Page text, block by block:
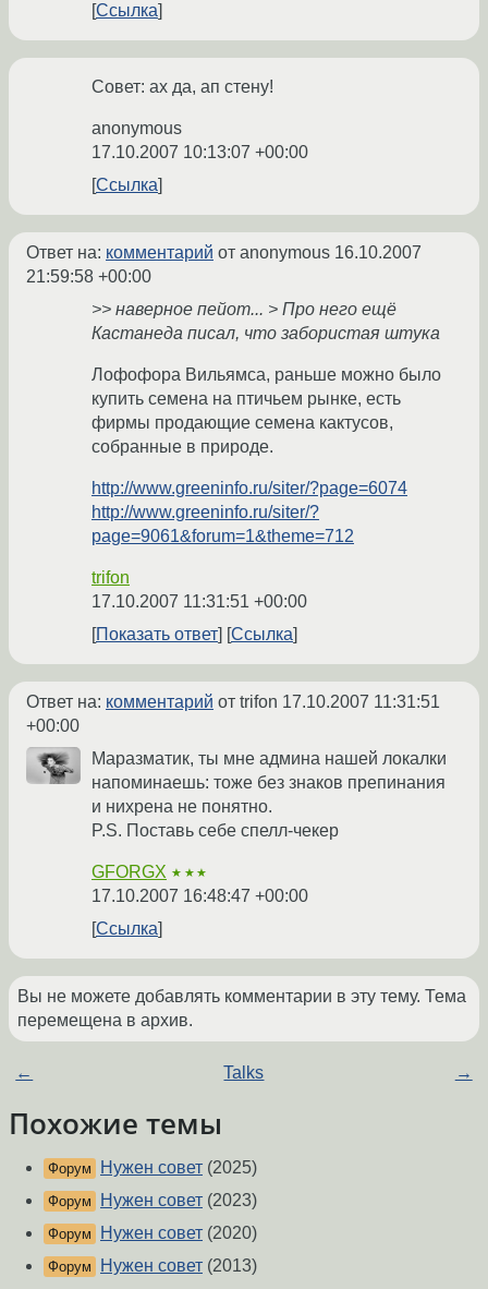
Ссылка
Совет: ах да, ап стену!
anonymous
17.10.2007 10:13:07 +00:00
Ссылка
Ответ на: комментарий от anonymous 16.10.2007
21:59:58 +00:00
>> наверное пейот... > Про него ещё
Кастанеда писал, что забористая штука
Лофофора Вильямса, раньше можно было
купить семена на птичьем рынке, есть
фирмы продающие семена кактусов,
собранные в природе.
http://www.greeninfo.ru/siter/?page=6074
http://www.greeninfo.ru/siter/?
page=9061&forum=1&theme=712
trifon
17.10.2007 11:31:51 +00:00
Показать ответ
Ссылка
Ответ на: комментарий от trifon 17.10.2007 11:31:51
+00:00
Маразматик, ты мне админа нашей локалки
напоминаешь: тоже без знаков препинания
и нихрена не понятно.
P.S. Поставь себе спелл-чекер
GFORGX ★★★
17.10.2007 16:48:47 +00:00
Ссылка
Вы не можете добавлять комментарии в эту тему. Тема
перемещена в архив.
← Talks →
Похожие темы
Форум Нужен совет (2025)
Форум Нужен совет (2023)
Форум Нужен совет (2020)
Форум Нужен совет (2013)